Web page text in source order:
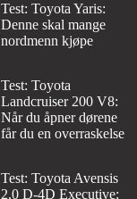
Test: Toyota Yaris:
Denne skal mange
nordmenn kjøpe
Test: Toyota
Landcruiser 200 V8:
Når du åpner dørene
får du en overraskelse
Test: Toyota Avensis
2,0 D-4D Executive: